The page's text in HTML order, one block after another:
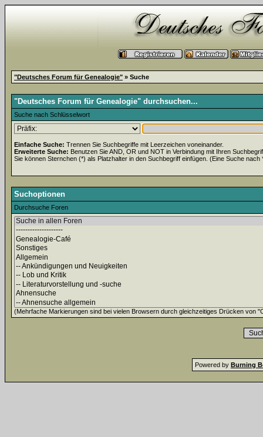
"Deutsches Forum für Genealogie" » Suche
"Deutsches Forum für Genealogie" durchsuchen...
Suche nach Schlüsselwort
Einfache Suche: Trennen Sie Suchbegriffe mit Leerzeichen voneinander.
Erweiterte Suche: Benutzen Sie AND, OR und NOT in Verbindung mit Ihren
Sie können Sternchen (*) als Platzhalter in den Suchbegriff einfügen. (Eine Suche
Suchoptionen
Durchsuche Foren
(Mehrfache Markierungen sind bei vielen Browsern durch gleichzeitiges Drücken von
Powered by Burning